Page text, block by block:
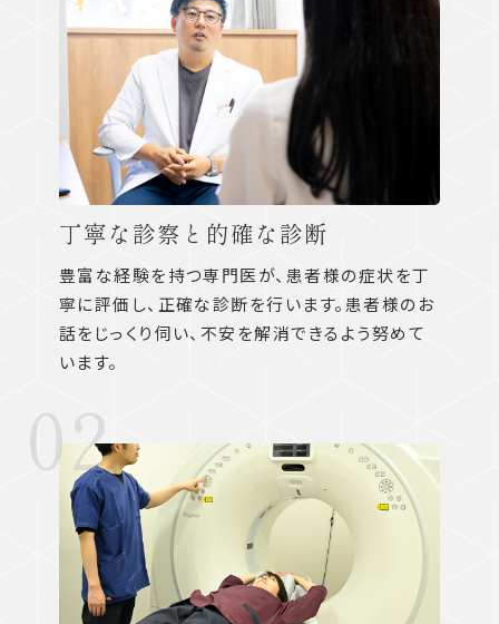
丁寧な診察と的確な診断
豊富な経験を持つ専門医が、患者様の症状を丁
寧に評価し、正確な診断を行います。患者様のお
話をじっくり伺い、不安を解消できるよう努めて
います。
02